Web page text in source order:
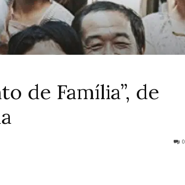
Cinema
de Família”, de
0